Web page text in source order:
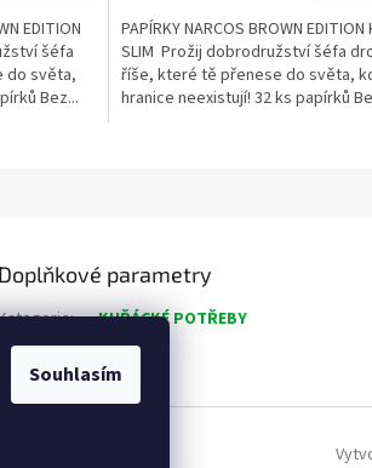
Souhlasím
EDITION
šéfa
do světa,
Bez...
PAPÍRKY NARCOS BROWN EDITION
SLIM Prožij dobrodružství šéfa
říše, které tě přenese do světa,
hranice neexistují! 32 ks papírků
Doplňkové parametry
:
KUŘÁCKÉ POTŘEBY
Hmotnost: 1 kg